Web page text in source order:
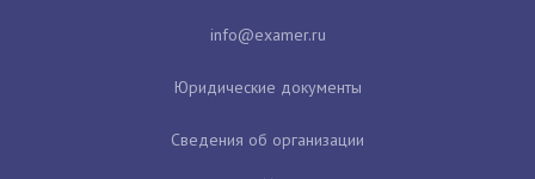
Юридические документы
Сведения об организации